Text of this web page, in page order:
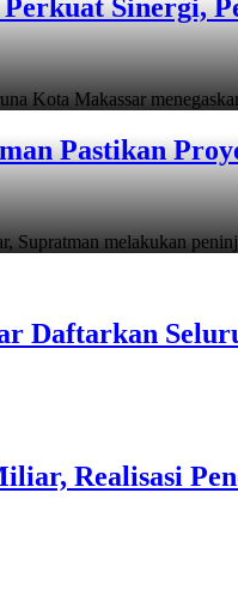
Sinergi,
Makassar
Pastikan
melakukan
Daftarkan
Realisasi